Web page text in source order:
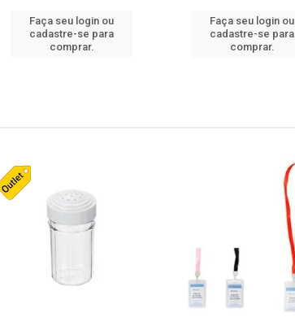
Faça seu login ou
cadastre-se para
comprar.
Faça seu login ou
cadastre-se para
comprar.